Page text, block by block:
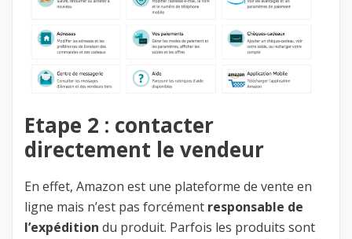
Etape 2 : contacter
directement le vendeur
En effet, Amazon est une plateforme de vente en
ligne mais n’est pas forcément responsable de
l’expédition du produit. Parfois les produits sont